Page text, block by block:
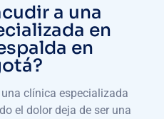
a una
en
en
clínica especializada
el dolor deja de ser una